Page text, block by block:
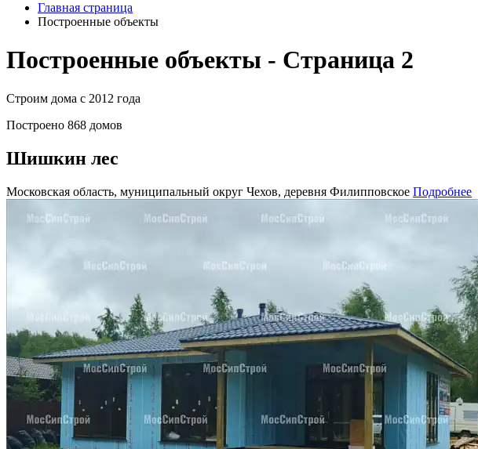
Главная страница
Построенные объекты
Построенные объекты - Страница 2
Строим дома с 2012 года
Построено 868 домов
Шишкин лес
Московская область, муниципальный округ Чехов, деревня Филипповское Подробнее